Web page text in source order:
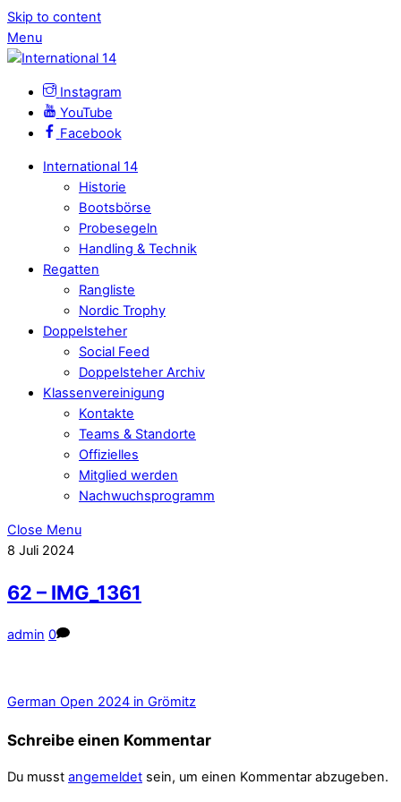
Skip to content
Menu
Instagram
YouTube
Facebook
International 14
Historie
Bootsbörse
Probesegeln
Handling & Technik
Regatten
Rangliste
Nordic Trophy
Doppelsteher
Social Feed
Doppelsteher Archiv
Klassenvereinigung
Kontakte
Teams & Standorte
Offizielles
Mitglied werden
Nachwuchsprogramm
Close Menu
8 Juli 2024
62 – IMG_1361
admin 0
German Open 2024 in Grömitz
Schreibe einen Kommentar
Du musst angemeldet sein, um einen Kommentar abzugeben.